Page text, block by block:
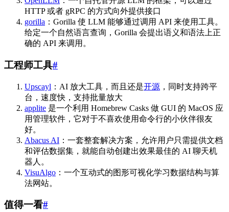
HTTP 或者 gRPC 的方式向外提供接口
gorilla ：Gorilla 使 LLM 能够通过调用 API 来使用工具。
给定一个自然语言查询，Gorilla 会提出语义和语法上正
确的 API 来调用。
工程师工具#
Upscayl ：AI 放大工具，而且还是开源 ，同时支持跨平
台，速度快，支持批量放大
applite 是一个利用 Homebrew Casks 做 GUI 的 MacOS 应
用管理软件，它对于不喜欢使用命令行的小伙伴很友
好。
Abacus AI ：一套整套解决方案，允许用户只需提供文档
和评估数据集，就能自动创建出效果最佳的 AI 聊天机
器人。
VisuAlgo ：一个互动式的图形可视化学习数据结构与算
法网站。
值得一看#